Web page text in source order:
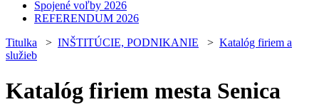
Spojené voľby 2026
REFERENDUM 2026
Titulka > INŠTITÚCIE, PODNIKANIE > Katalóg firiem a
služieb
Katalóg firiem mesta Senica